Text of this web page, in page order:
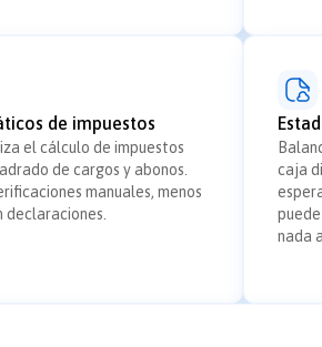
de impuestos
el cálculo de impuestos
de cargos y abonos.
manuales, menos
declaraciones.
caja
nada